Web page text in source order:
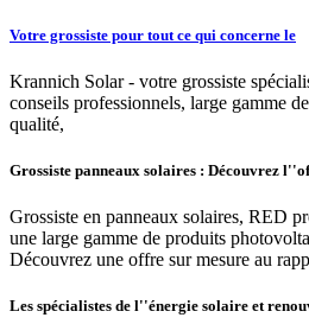
Votre grossiste pour tout ce qui concerne le
Krannich Solar - votre grossiste
conseils professionnels, large gamme
qualité,
Grossiste panneaux solaires : Découvrez
Grossiste en panneaux solaires, RED
une large gamme de produits
Découvrez une offre sur mesure au
Les spécialistes de l''énergie solaire et